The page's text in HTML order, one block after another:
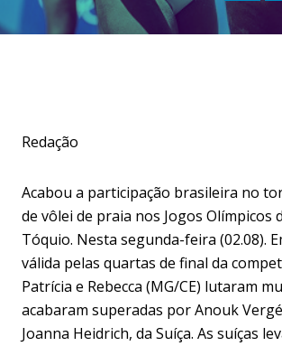
Redação
Acabou a participação brasileira no
de vôlei de praia nos Jogos Olímpicos
Tóquio. Nesta segunda-feira (02.08).
válida pelas quartas de final da
Patrícia e Rebecca (MG/CE) lutaram
acabaram superadas por Anouk
Joanna Heidrich, da Suíça. As suíças